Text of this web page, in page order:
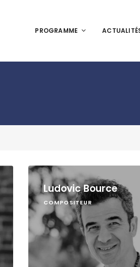
PROGRAMME
Ludovic Bource
COMPOSITEUR